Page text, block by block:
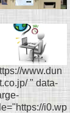
www.dun
" data-
i0.wp